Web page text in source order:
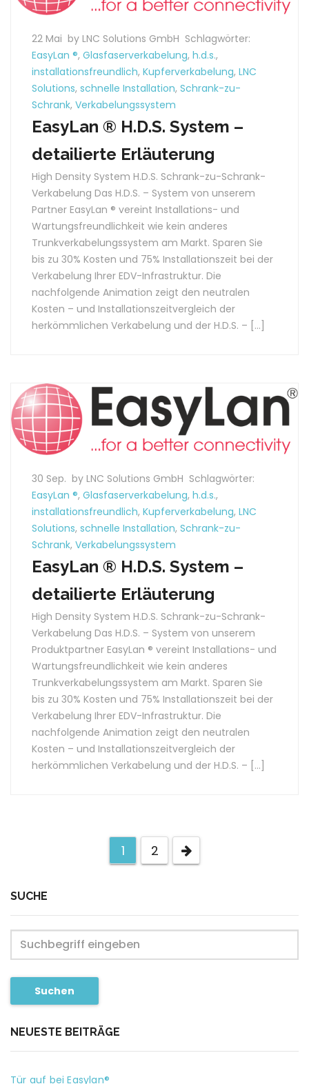
22 Mai by LNC Solutions GmbH Schlagwörter:
EasyLan ®, Glasfaserverkabelung, h.d.s.,
installationsfreundlich, Kupferverkabelung, LNC
Solutions, schnelle Installation, Schrank-zu-
Schrank, Verkabelungssystem
EasyLan ® H.D.S. System –
detailierte Erläuterung
High Density System H.D.S. Schrank-zu-Schrank-
Verkabelung Das H.D.S. – System von unserem
Partner EasyLan ® vereint Installations- und
Wartungsfreundlichkeit wie kein anderes
Trunkverkabelungssystem am Markt. Sparen Sie
bis zu 30% Kosten und 75% Installationszeit bei der
Verkabelung Ihrer EDV-Infrastruktur. Die
nachfolgende Animation zeigt den neutralen
Kosten – und Installationszeitvergleich der
herkömmlichen Verkabelung und der H.D.S. – […]
30 Sep. by LNC Solutions GmbH Schlagwörter:
EasyLan ®, Glasfaserverkabelung, h.d.s.,
installationsfreundlich, Kupferverkabelung, LNC
Solutions, schnelle Installation, Schrank-zu-
Schrank, Verkabelungssystem
EasyLan ® H.D.S. System –
detailierte Erläuterung
High Density System H.D.S. Schrank-zu-Schrank-
Verkabelung Das H.D.S. – System von unserem
Produktpartner EasyLan ® vereint Installations- und
Wartungsfreundlichkeit wie kein anderes
Trunkverkabelungssystem am Markt. Sparen Sie
bis zu 30% Kosten und 75% Installationszeit bei der
Verkabelung Ihrer EDV-Infrastruktur. Die
nachfolgende Animation zeigt den neutralen
Kosten – und Installationszeitvergleich der
herkömmlichen Verkabelung und der H.D.S. – […]
1 2
SUCHE
Suchen
NEUESTE BEITRÄGE
Tür auf bei Easylan®